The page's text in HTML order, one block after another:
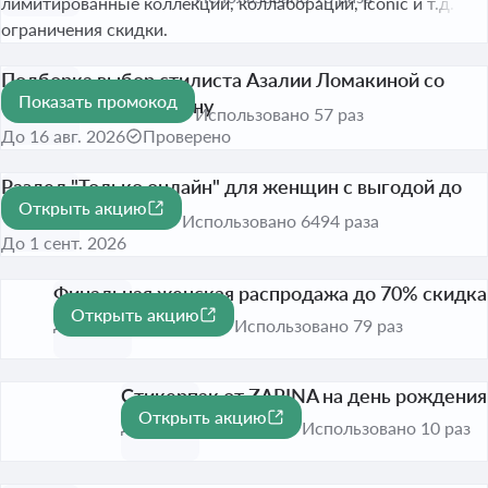
ограничения скидки.
-20%
Подборка выбор стилиста Азалии Ломакиной со
скидкой 20% по купону
До 16 авг. 2026 Проверено
Показать промокод
Использовано 57 раз
-30%
Раздел "Только онлайн" для женщин с выгодой до
30%
До 1 сент. 2026
Открыть акцию
Использовано 6494 раза
-70%
Финальная женская распродажа до 70% скидка
До 1 сент. 2026
Открыть акцию
Использовано 79 раз
Стикерпак от ZARINA на день рождения
До 21 июл. 2027
Открыть акцию
Использовано 10 раз